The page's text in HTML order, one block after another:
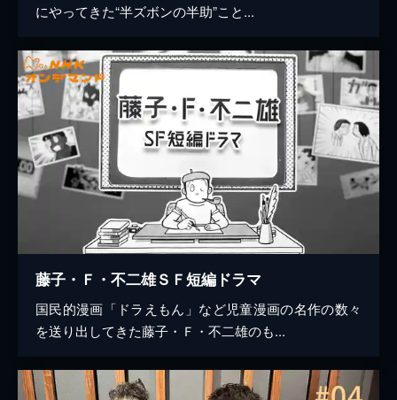
にやってきた“半ズボンの半助”こと...
藤子・Ｆ・不二雄ＳＦ短編ドラマ
国民的漫画「ドラえもん」など児童漫画の名作の数々
を送り出してきた藤子・Ｆ・不二雄のも...